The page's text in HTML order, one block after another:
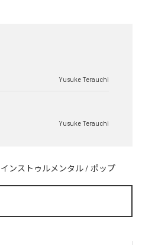
Yusuke Terauchi
Yusuke Terauchi
インストゥルメンタル / ポップ